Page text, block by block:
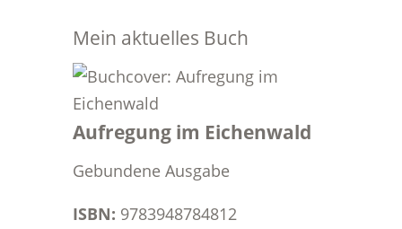
Mein aktuelles Buch
Aufregung im Eichenwald
Gebundene Ausgabe
ISBN: 9783948784812